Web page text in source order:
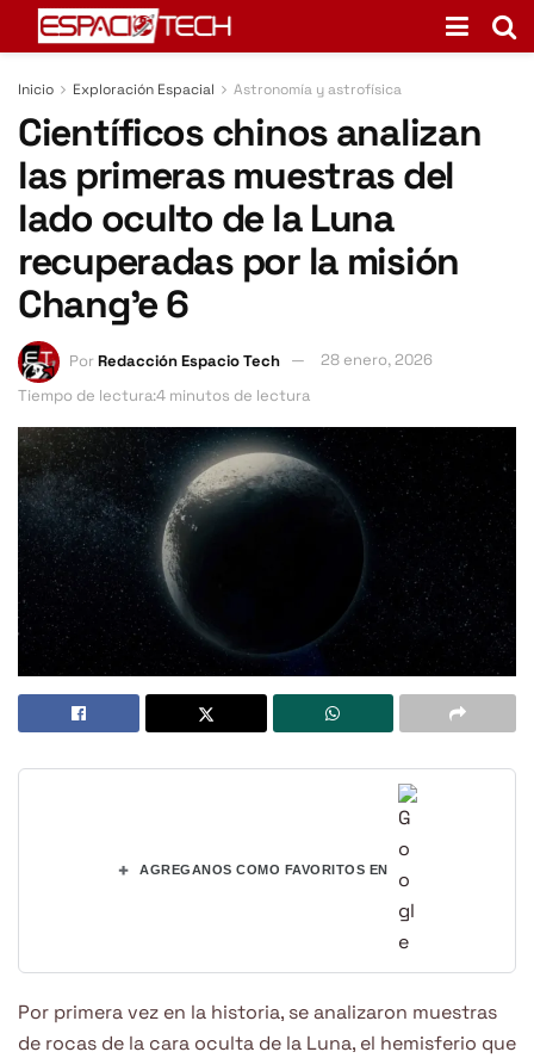
Inicio Exploración Espacial Astronomía y astrofísica
Científicos chinos analizan
las primeras muestras del
lado oculto de la Luna
recuperadas por la misión
Chang’e 6
PorRedacción Espacio Tech
28 enero, 2026
Tiempo de lectura:4 minutos de lectura
+ AGREGANOS COMO FAVORITOS EN
Por primera vez en la historia, se analizaron muestras
de rocas de la cara oculta de la Luna, el hemisferio que